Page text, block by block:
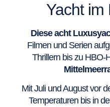
Yacht im
Diese acht
Filmen und Serien
Thrillern bis zu HBO-
Mit Juli und August vor
Temperaturen bis in